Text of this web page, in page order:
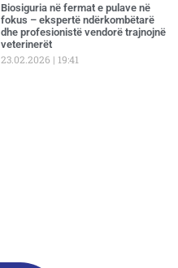
Biosiguria në fermat e pulave në
fokus – ekspertë ndërkombëtarë
dhe profesionistë vendorë trajnojnë
veterinerët
23.02.2026 19:41